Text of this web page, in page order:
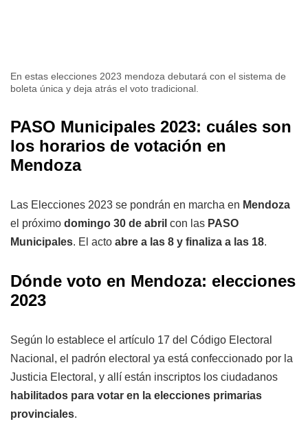
En estas elecciones 2023 mendoza debutará con el sistema de
boleta única y deja atrás el voto tradicional.
PASO Municipales 2023: cuáles son
los horarios de votación en
Mendoza
Las Elecciones 2023 se pondrán en marcha en Mendoza
el próximo domingo 30 de abril con las PASO
Municipales. El acto abre a las 8 y finaliza a las 18.
Dónde voto en Mendoza: elecciones
2023
Según lo establece el artículo 17 del Código Electoral
Nacional, el padrón electoral ya está confeccionado por la
Justicia Electoral, y allí están inscriptos los ciudadanos
habilitados para votar en la elecciones primarias
provinciales.